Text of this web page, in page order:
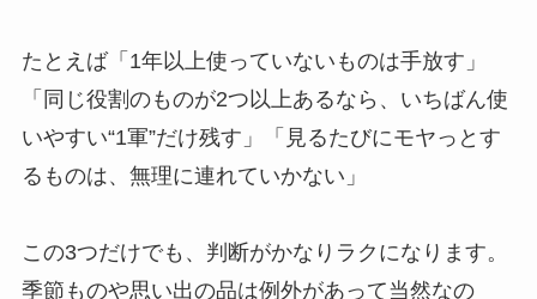
たとえば「1年以上使っていないものは手放す」
「同じ役割のものが2つ以上あるなら、いちばん使
いやすい“1軍”だけ残す」「見るたびにモヤっとす
るものは、無理に連れていかない」
この3つだけでも、判断がかなりラクになります。
季節ものや思い出の品は例外があって当然なの